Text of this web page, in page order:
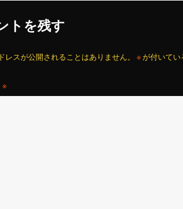
トを残す
レスが公開されることはありません。 ※が付いてい
※